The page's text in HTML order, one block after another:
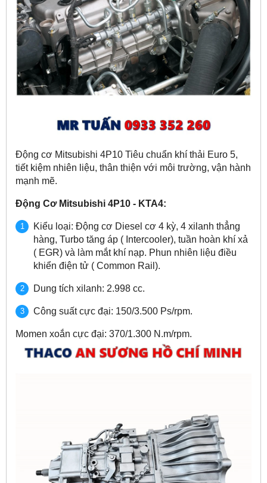
Động cơ Mitsubishi 4P10 Tiêu chuẩn khí thải Euro 5,
tiết kiệm nhiên liệu, thân thiện với môi trường, vận hành
mạnh mẽ.
Động Cơ Mitsubishi 4P10 - KTA4:
Kiểu loại: Động cơ Diesel cơ 4 kỳ, 4 xilanh thẳng
hàng, Turbo tăng áp ( Intercooler), tuần hoàn khí xả
( EGR) và làm mắt khí nạp. Phun nhiên liệu điều
khiển điện tử ( Common Rail).
Dung tích xilanh: 2.998 cc.
Công suất cực đại: 150/3.500 Ps/rpm.
Momen xoắn cực đại: 370/1.300 N.m/rpm.